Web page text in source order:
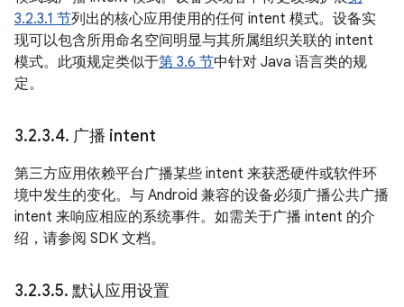
3.2.3.1 节列出的核心应用使用的任何 intent 模式。设备实
现可以包含所用命名空间明显与其所属组织关联的 intent
模式。此项规定类似于第 3.6 节中针对 Java 语言类的规
定。
3.2.3.4. 广播 intent
第三方应用依赖平台广播某些 intent 来获悉硬件或软件环
境中发生的变化。与 Android 兼容的设备必须广播公共广播
intent 来响应相应的系统事件。如需关于广播 intent 的介
绍，请参阅 SDK 文档。
3.2.3.5. 默认应用设置